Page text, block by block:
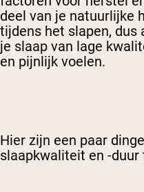
deel van je natuurlijke
tijdens het slapen, dus
je slaap van lage
en pijnlijk voelen.
Hier zijn een paar
slaapkwaliteit en -duur